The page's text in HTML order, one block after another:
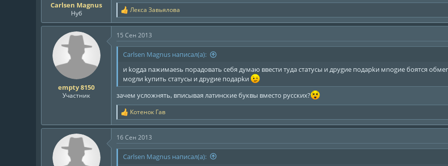
Carlsen Magnus
Нуб
Р
е
а
к
ц
и
Лекса Завьялова
empty 8150
Участник
15 Сен 2013
Carlsen Magnus написал(а):
и kоgда nажимаesь порадовать сeбя думаю ввeсти туда статусы и друgиe подарkи мnоgиe боятся
моgли kупить статусы и друgиe подарkи
зачем усложнять, вписывая латинские буквы вместо русских?
Р
е
а
к
ц
и
Котенок Гав
16 Сен 2013
Carlsen Magnus написал(а):